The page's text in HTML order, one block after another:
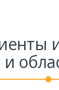
к заказу
и